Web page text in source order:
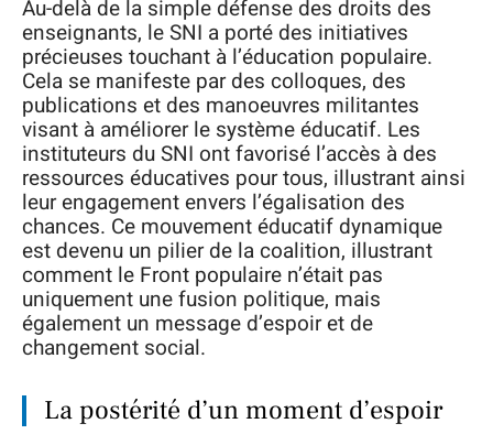
Au-delà de la simple défense des droits des
enseignants, le SNI a porté des initiatives
précieuses touchant à l’éducation populaire.
Cela se manifeste par des colloques, des
publications et des manoeuvres militantes
visant à améliorer le système éducatif. Les
instituteurs du SNI ont favorisé l’accès à des
ressources éducatives pour tous, illustrant ainsi
leur engagement envers l’égalisation des
chances. Ce mouvement éducatif dynamique
est devenu un pilier de la coalition, illustrant
comment le Front populaire n’était pas
uniquement une fusion politique, mais
également un message d’espoir et de
changement social.
La postérité d’un moment d’espoir